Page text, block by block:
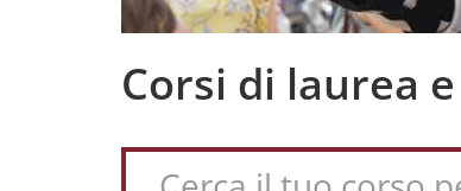
Corsi di laurea